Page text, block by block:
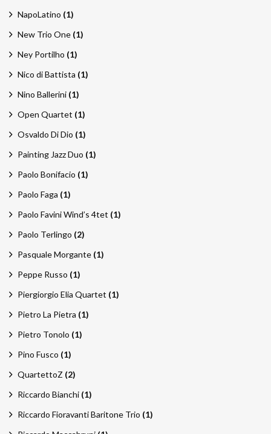
NapoLatino (1)
New Trio One (1)
Ney Portilho (1)
Nico di Battista (1)
Nino Ballerini (1)
Open Quartet (1)
Osvaldo Di Dio (1)
Painting Jazz Duo (1)
Paolo Bonifacio (1)
Paolo Faga (1)
Paolo Favini Wind’s 4tet (1)
Paolo Terlingo (2)
Pasquale Morgante (1)
Peppe Russo (1)
Piergiorgio Elia Quartet (1)
Pietro La Pietra (1)
Pietro Tonolo (1)
Pino Fusco (1)
QuartettoZ (2)
Riccardo Bianchi (1)
Riccardo Fioravanti Baritone Trio (1)